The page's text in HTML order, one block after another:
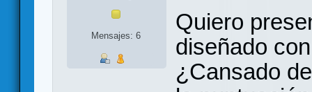
Mensajes: 6
Quiero
diseñado
¿Cansado